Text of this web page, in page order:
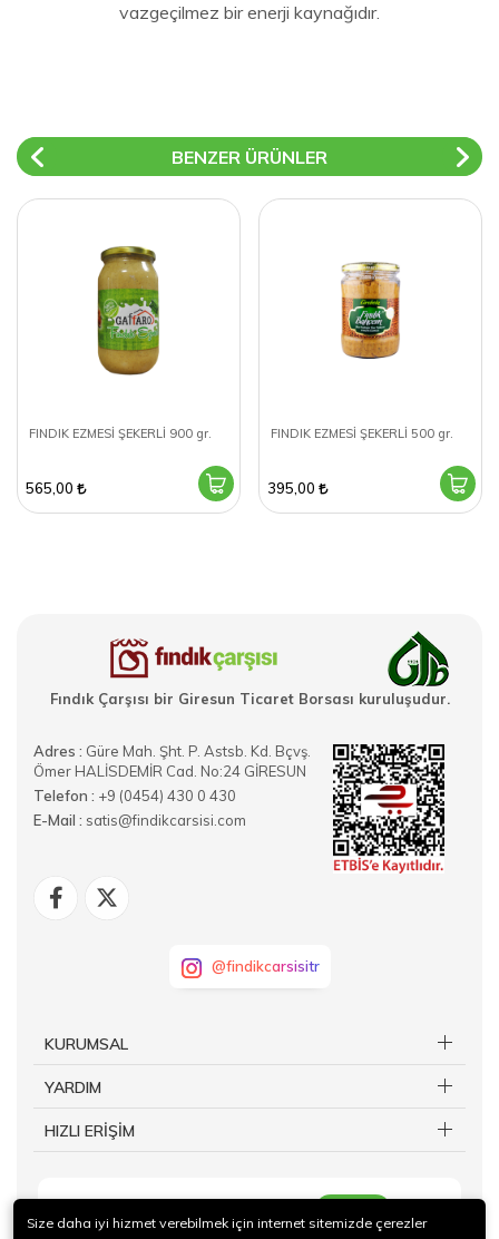
vazgeçilmez bir enerji kaynağıdır.
BENZER ÜRÜNLER
FINDIK EZMESİ ŞEKERLİ 900 gr.
565,00
FINDIK EZMESİ ŞEKERLİ 500 gr.
395,00
Fındık Çarşısı bir Giresun Ticaret Borsası kuruluşudur.
Adres : Güre Mah. Şht. P. Astsb. Kd. Bçvş.
Ömer HALİSDEMİR Cad. No:24 GİRESUN
Telefon : +9 (0454) 430 0 430
E-Mail : satis@findikcarsisi.com
@findikcarsisitr
KURUMSAL
YARDIM
HIZLI ERİŞİM
Size daha iyi hizmet verebilmek için internet sitemizde çerezler